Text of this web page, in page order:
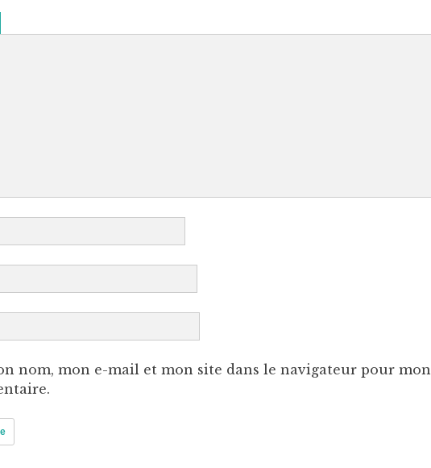
nom, mon e-mail et mon site dans le navigateur pour mon